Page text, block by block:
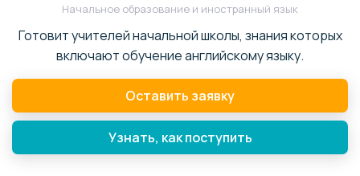
Начальное образование и иностранный язык
Готовит учителей начальной школы, знания которых
включают обучение английскому языку.
Оставить заявку
Узнать, как поступить